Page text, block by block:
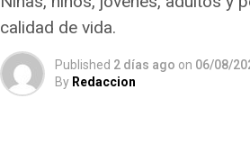
La Ley de Protección a los
garantizar el bienestar, el
calidad de vida.
Published 2 días ago on 06/08/
By Redaccion